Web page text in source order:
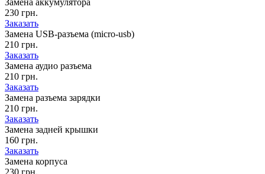
230 грн.
Заказать
Замена USB-разъема (micro-usb)
210 грн.
Заказать
Замена аудио разъема
210 грн.
Заказать
Замена разъема зарядки
210 грн.
Заказать
Замена задней крышки
160 грн.
Заказать
Замена корпуса
230 грн.